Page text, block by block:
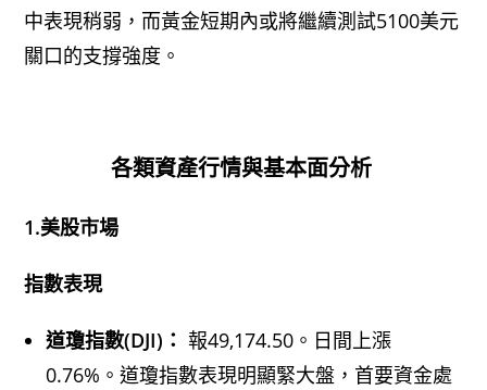
中表現稍弱，而黃金短期內或將繼續測試5100美元
關口的支撐強度。
各類資產行情與基本面分析
1.美股市場
指數表現
道瓊指數(DJI)： 報49,174.50。日間上漲
0.76%。道瓊指數表現明顯緊大盤，首要資金處